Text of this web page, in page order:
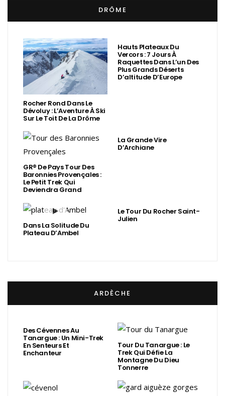
DRÔME
Rocher Rond Dans Le
Dévoluy : L’Aventure À Ski
Sur Le Toit De La Drôme
Hauts Plateaux Du
Vercors : 7 Jours À
Raquettes Dans L’un Des
Plus Grands Déserts
D’altitude D’Europe
GR® De Pays Tour Des
Baronnies Provençales :
Le Petit Trek Qui
Deviendra Grand
La Grande Vire
D’Archiane
Dans La Solitude Du
Plateau D’Ambel
Le Tour Du Rocher Saint-
Julien
ARDÈCHE
Des Cévennes Au
Tanargue : Un Mini-Trek
En Senteurs Et
Enchanteur
Tour Du Tanargue : Le
Trek Qui Défie La
Montagne Du Dieu
Tonnerre